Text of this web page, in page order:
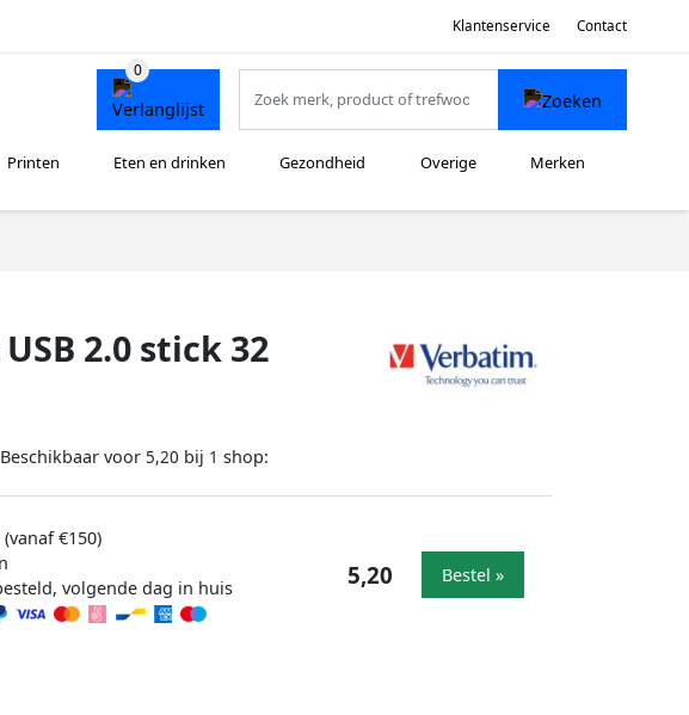
Klantenservice Contact
Printen Eten en drinken Gezondheid Overige Merken
2.0 stick 32
Beschikbaar voor 5,20 bij 1 shop:
€150)
volgende dag in huis
5,20 Bestel »